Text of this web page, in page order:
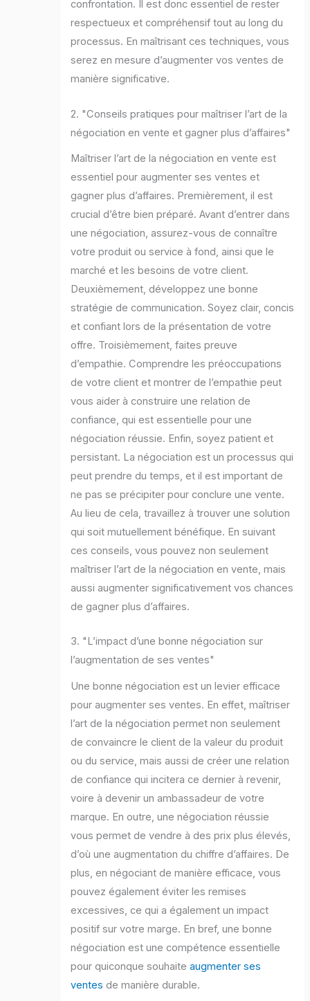
confrontation. Il est donc essentiel de rester
respectueux et compréhensif tout au long du
processus. En maîtrisant ces techniques, vous
serez en mesure d’augmenter vos ventes de
manière significative.
2. "Conseils pratiques pour maîtriser l’art de la
négociation en vente et gagner plus d’affaires"
Maîtriser l’art de la négociation en vente est
essentiel pour augmenter ses ventes et
gagner plus d’affaires. Premièrement, il est
crucial d’être bien préparé. Avant d’entrer dans
une négociation, assurez-vous de connaître
votre produit ou service à fond, ainsi que le
marché et les besoins de votre client.
Deuxièmement, développez une bonne
stratégie de communication. Soyez clair, concis
et confiant lors de la présentation de votre
offre. Troisièmement, faites preuve
d’empathie. Comprendre les préoccupations
de votre client et montrer de l’empathie peut
vous aider à construire une relation de
confiance, qui est essentielle pour une
négociation réussie. Enfin, soyez patient et
persistant. La négociation est un processus qui
peut prendre du temps, et il est important de
ne pas se précipiter pour conclure une vente.
Au lieu de cela, travaillez à trouver une solution
qui soit mutuellement bénéfique. En suivant
ces conseils, vous pouvez non seulement
maîtriser l’art de la négociation en vente, mais
aussi augmenter significativement vos chances
de gagner plus d’affaires.
3. "L’impact d’une bonne négociation sur
l’augmentation de ses ventes"
Une bonne négociation est un levier efficace
pour augmenter ses ventes. En effet, maîtriser
l’art de la négociation permet non seulement
de convaincre le client de la valeur du produit
ou du service, mais aussi de créer une relation
de confiance qui incitera ce dernier à revenir,
voire à devenir un ambassadeur de votre
marque. En outre, une négociation réussie
vous permet de vendre à des prix plus élevés,
d’où une augmentation du chiffre d’affaires. De
plus, en négociant de manière efficace, vous
pouvez également éviter les remises
excessives, ce qui a également un impact
positif sur votre marge. En bref, une bonne
négociation est une compétence essentielle
pour quiconque souhaiteaugmenter ses
ventes de manière durable.